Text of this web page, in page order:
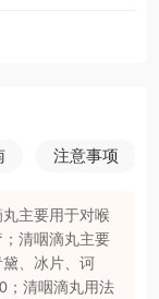
注意事项
主要用于对喉
清咽滴丸主要
、冰片、诃
；清咽滴丸用法